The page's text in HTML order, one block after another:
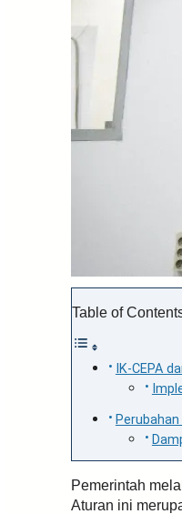
Table of
IK-CEPA
Pemerintah
Aturan ini